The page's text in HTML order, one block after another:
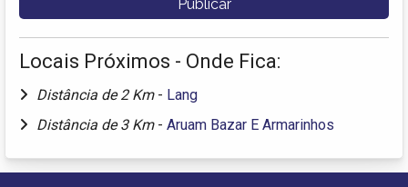
Locais Próximos - Onde Fica:
Distância de 2 Km - Lang
Distância de 3 Km - Aruam Bazar E Armarinhos